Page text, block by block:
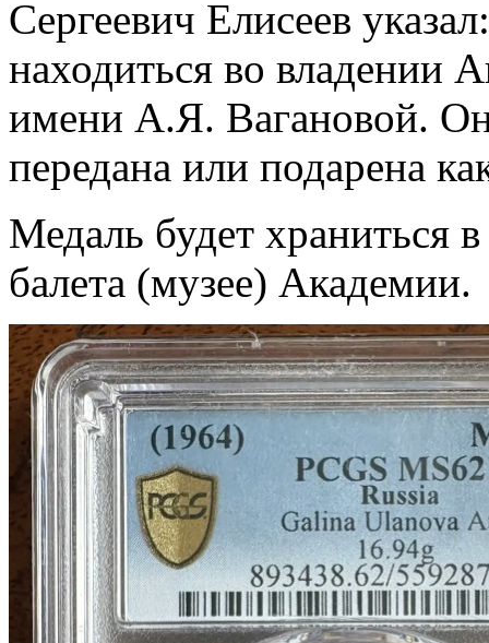
Сергеевич Елисеев
находиться во владении
имени А.Я. Вагановой.
передана или подарена
Медаль будет храниться
балета (музее) Академии.